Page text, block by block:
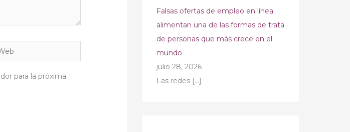
para la próxima
Falsas ofertas de empleo en línea
alimentan una de las formas de trata
de personas que más crece en el
mundo
julio 28, 2026
Las redes […]